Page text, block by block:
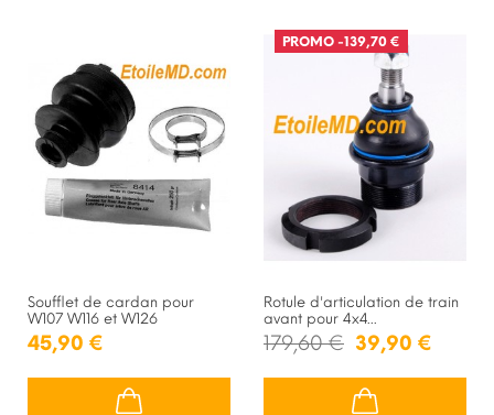
Soufflet de cardan pour
W107 W116 et W126
45,90 €
PROMO -139,70 €
Rotule d'articulation de train
avant pour 4x4...
179,60 € 39,90 €